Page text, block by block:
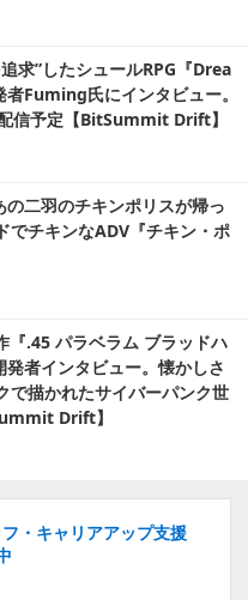
求”したシュールRPG『Drea
Fuming氏にインタビュー。
信予定【BitSummit Drift】
二羽のチキンポリスが帰っ
でチキンなADV『チキン・ポ
.45 パラベラム ブラッドハ
者インタビュー。懐かしさ
で描かれたサイバーパンク世
Drift】
・キャリアアップ支援